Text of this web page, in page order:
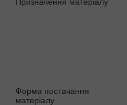
Форма постачання
матеріалу